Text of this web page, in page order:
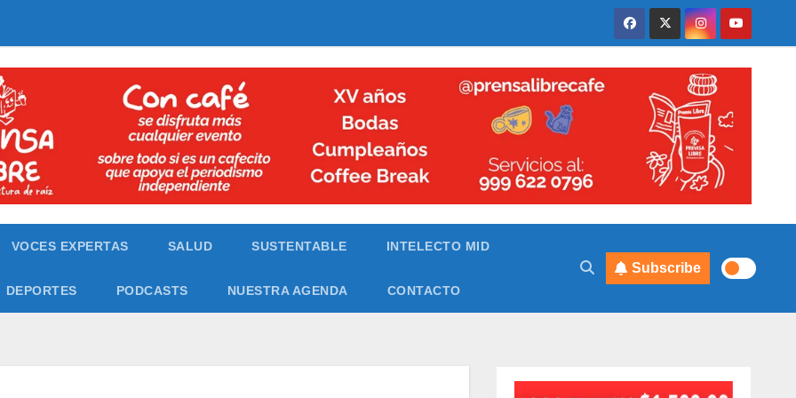
VOCES EXPERTAS SALUD SUSTENTABLE INTELECTO MID
DEPORTES PODCASTS NUESTRA AGENDA CONTACTO
Subscribe